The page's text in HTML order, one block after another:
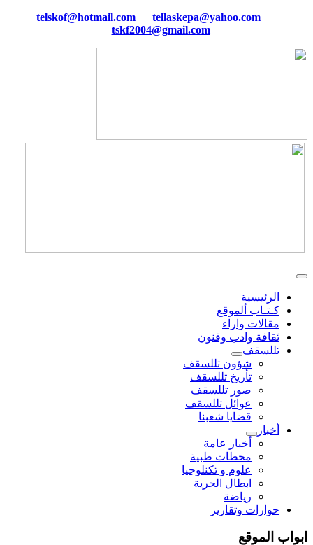
tellaskepa@yahoo.com
tskf2004@gmail.com
الرئيسية
كـتـاب ألموقع
مقالات واراء
ثقافة وادب وفنون
تللسقف
شؤون تللسقف
تأريخ تللسقف
صور تللسقف
عوائل تللسقف
قضايا شعبنا
أخبار
أخبار عامة
محطات طبية
علوم و تکنلوجیا
ابطال الحرية
رياضة
حوارات وتقارير
ابواب الموقع